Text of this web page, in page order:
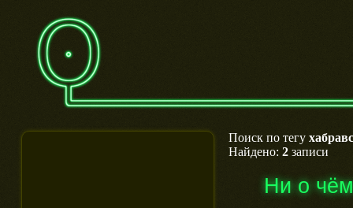
Поиск по тегу
Найдено: 2 записи
Ни о чём